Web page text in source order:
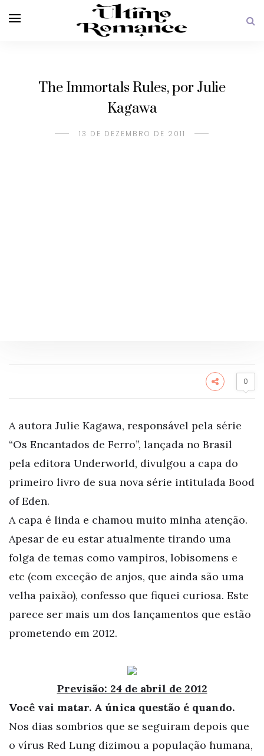
The Immortals Rules, por Julie
Kagawa
13 DE DEZEMBRO DE 2011
0
A autora Julie Kagawa, responsável pela série
“Os Encantados de Ferro”, lançada no Brasil
pela editora Underworld, divulgou a capa do
primeiro livro de sua nova série intitulada Bood
of Eden.
A capa é linda e chamou muito minha atenção.
Apesar de eu estar atualmente tirando uma
folga de temas como vampiros, lobisomens e
etc (com exceção de anjos, que ainda são uma
velha paixão), confesso que fiquei curiosa. Este
parece ser mais um dos lançamentos que estão
prometendo em 2012.
Previsão: 24 de abril de 2012
Você vai matar. A única questão é quando.
Nos dias sombrios que se seguiram depois que
o vírus Red Lung dizimou a população humana,